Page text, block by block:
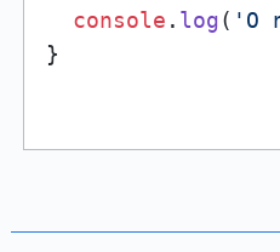
console . log( 'O